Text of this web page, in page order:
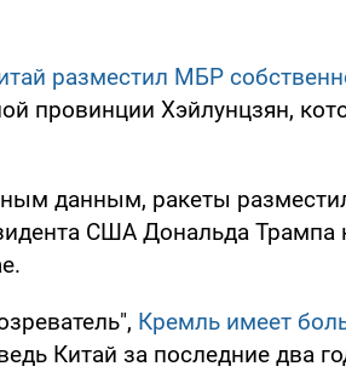
разместил МБР
провинции Хэйлунцзян,
данным, ракеты
США Дональда Трампа
Кремль имеет
Китай за последние два